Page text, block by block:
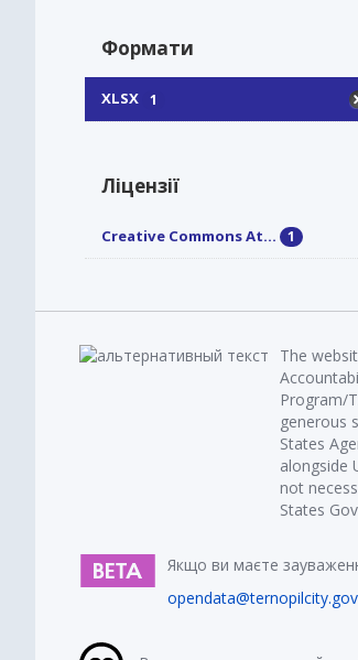
Формати
XLSX 1
Ліцензії
Creative Commons At... 1
The
Program/
generous
States
alongside
not
States
Якщо ви маєте